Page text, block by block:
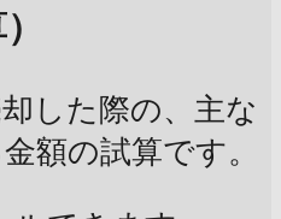
した際の、主な
額の試算です。